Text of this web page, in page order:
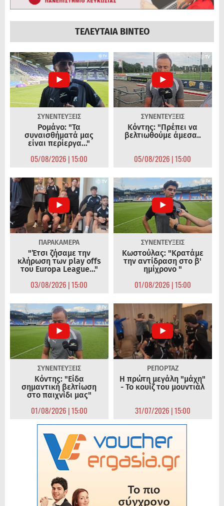
ΤΕΛΕΥΤΑΙΑ ΒΙΝΤΕΟ
ΣΥΝΕΝΤΕΥΞΕΙΣ
Ρομάνο: "Τα
συναισθήματά μας
είναι περίεργα..."
05/08/2026 | 15:00
ΣΥΝΕΝΤΕΥΞΕΙΣ
Κόντης: "Πρέπει να
βελτιωθούμε άμεσα..
05/08/2026 | 15:00
ΠΑΡΑΚΑΜΕΡΑ
"Έτσι ζήσαμε την
κλήρωση των play offs
του Europa League..."
03/08/2026 | 15:00
ΣΥΝΕΝΤΕΥΞΕΙΣ
Κωστούλας: "Κρατάμε
την αντίδραση στο β'
ημίχρονο "
01/08/2026 | 15:00
ΣΥΝΕΝΤΕΥΞΕΙΣ
Κόντης: "Είδα
σημαντική βελτίωση
στο παιχνίδι μας"
01/08/2026 | 15:00
ΡΕΠΟΡΤΑΖ
Η πρώτη μεγάλη "μάχη"
- Το κουίζ του μουντιάλ
31/07/2026 | 15:00